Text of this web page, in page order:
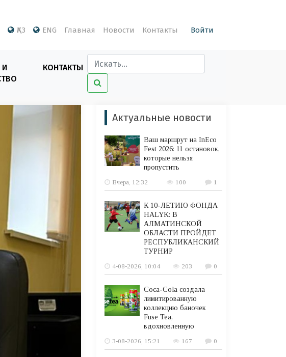
ҚАЗ ENG Главная Новости Контакты Войти
И
КОНТАКТЫ
Актуальные новости
Ваш маршрут на InEco
Fest 2026: 11 остановок,
которые нельзя
пропустить
Вчера, 12:32
100 1
К 10-ЛЕТИЮ ФОНДА
HALYK: В
АЛМАТИНСКОЙ
ОБЛАСТИ ПРОЙДЕТ
РЕСПУБЛИКАНСКИЙ
ТУРНИР
4-08-2026, 10:04
203 0
Coca-Cola создала
лимитированную
коллекцию баночек
Fuse Tea,
вдохновленную
3-08-2026, 15:21
167 0